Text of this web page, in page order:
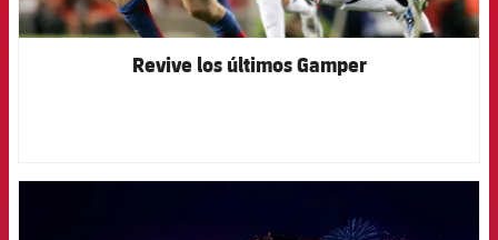
Revive los últimos Gamper